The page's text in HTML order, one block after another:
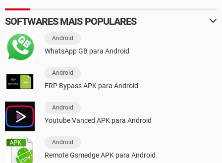
SOFTWARES MAIS POPULARES
Android
WhatsApp GB para Android
Android
FRP Bypass APK para Android
Android
Youtube Vanced APK para Android
Android
Remote Gsmedge APK para Android